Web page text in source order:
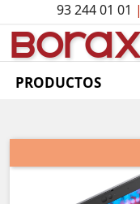
93 244 01 01 |
BOrAx
PRODUCTOS